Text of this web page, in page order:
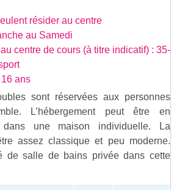
résider au centre
au Samedi
centre de cours (à titre indicatif) : 35-
ans
sont réservées aux personnes
L’hébergement peut être en
dans une maison individuelle. La
assez classique et peu moderne.
de salle de bains privée dans cette